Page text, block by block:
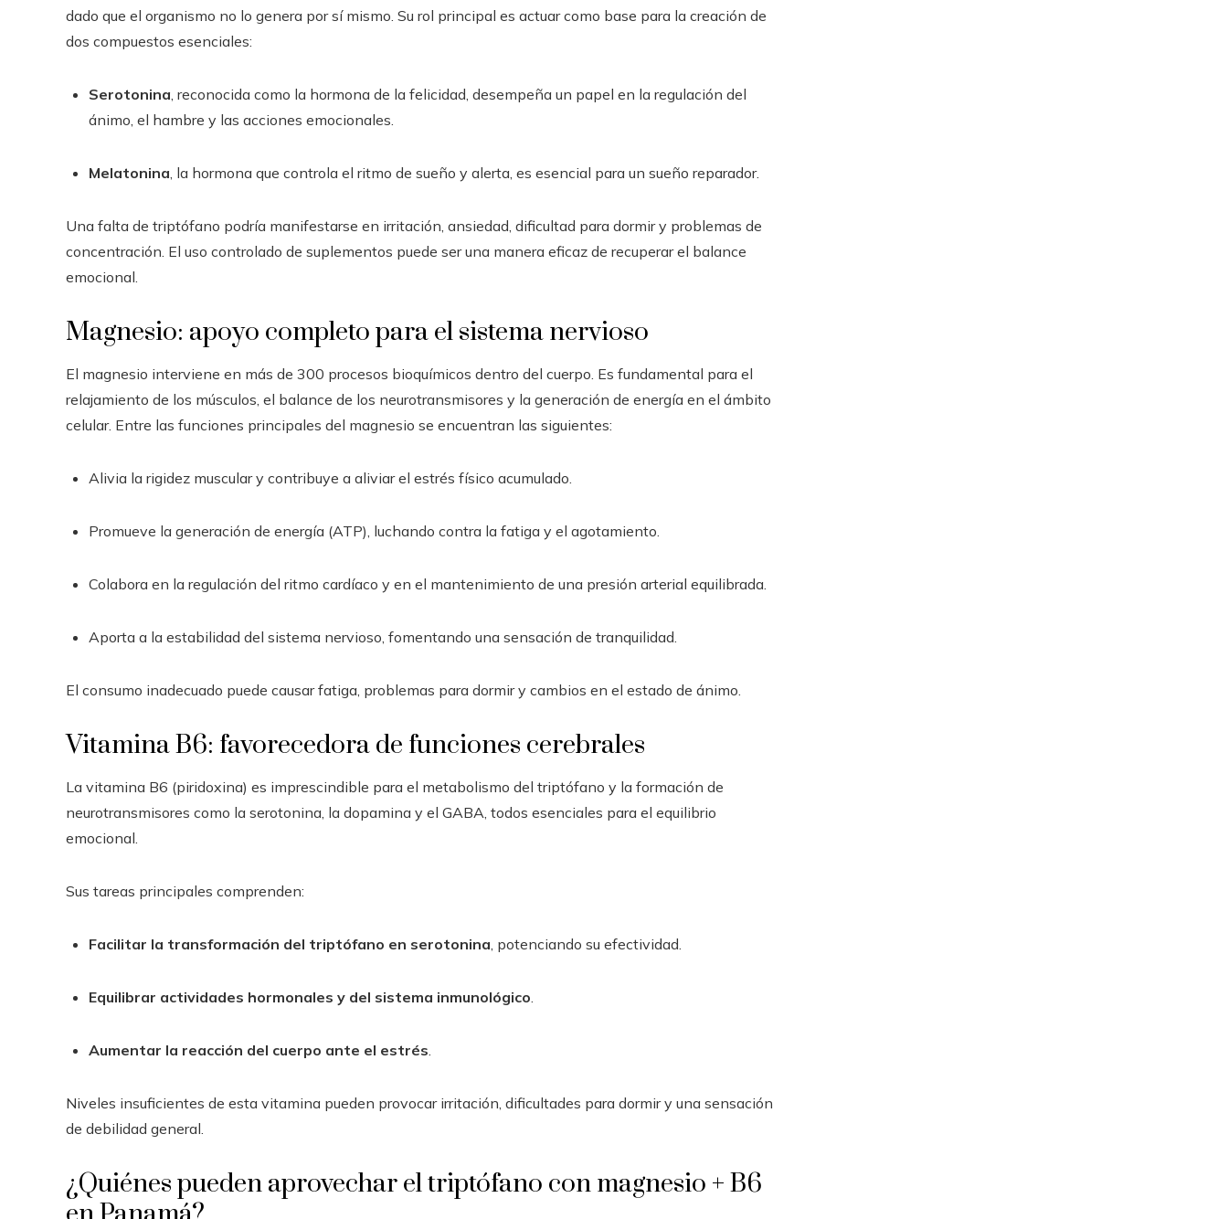
dado que el organismo no lo genera por sí mismo. Su rol principal es actuar como base para la creación de
dos compuestos esenciales:
Serotonina, reconocida como la hormona de la felicidad, desempeña un papel en la regulación del
ánimo, el hambre y las acciones emocionales.
Melatonina, la hormona que controla el ritmo de sueño y alerta, es esencial para un sueño reparador.
Una falta de triptófano podría manifestarse en irritación, ansiedad, dificultad para dormir y problemas de
concentración. El uso controlado de suplementos puede ser una manera eficaz de recuperar el balance
emocional.
Magnesio: apoyo completo para el sistema nervioso
El magnesio interviene en más de 300 procesos bioquímicos dentro del cuerpo. Es fundamental para el
relajamiento de los músculos, el balance de los neurotransmisores y la generación de energía en el ámbito
celular. Entre las funciones principales del magnesio se encuentran las siguientes:
Alivia la rigidez muscular y contribuye a aliviar el estrés físico acumulado.
Promueve la generación de energía (ATP), luchando contra la fatiga y el agotamiento.
Colabora en la regulación del ritmo cardíaco y en el mantenimiento de una presión arterial equilibrada.
Aporta a la estabilidad del sistema nervioso, fomentando una sensación de tranquilidad.
El consumo inadecuado puede causar fatiga, problemas para dormir y cambios en el estado de ánimo.
Vitamina B6: favorecedora de funciones cerebrales
La vitamina B6 (piridoxina) es imprescindible para el metabolismo del triptófano y la formación de
neurotransmisores como la serotonina, la dopamina y el GABA, todos esenciales para el equilibrio
emocional.
Sus tareas principales comprenden:
Facilitar la transformación del triptófano en serotonina, potenciando su efectividad.
Equilibrar actividades hormonales y del sistema inmunológico.
Aumentar la reacción del cuerpo ante el estrés.
Niveles insuficientes de esta vitamina pueden provocar irritación, dificultades para dormir y una sensación
de debilidad general.
¿Quiénes pueden aprovechar el triptófano con magnesio + B6